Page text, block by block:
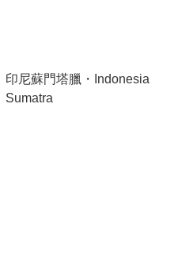
印尼蘇門塔臘・Indonesia
Sumatra